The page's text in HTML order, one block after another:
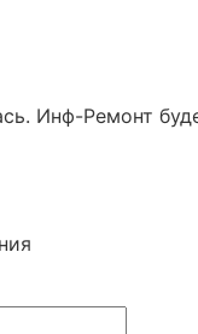
Инф-Ремонт